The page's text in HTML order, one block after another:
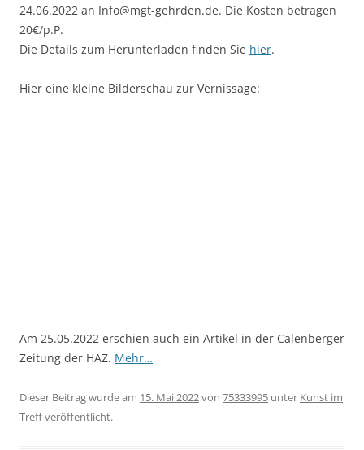
24.06.2022 an Info@mgt-gehrden.de. Die Kosten betragen
20€/p.P.
Die Details zum Herunterladen finden Sie hier.
Hier eine kleine Bilderschau zur Vernissage:
Am 25.05.2022 erschien auch ein Artikel in der Calenberger
Zeitung der HAZ. Mehr…
Dieser Beitrag wurde am 15. Mai 2022von 75333995 unter Kunst im
Treffveröffentlicht.